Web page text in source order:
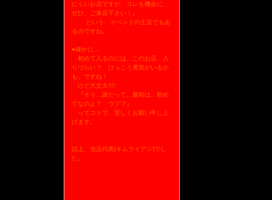
にくいお店ですが、コレを機会に、
ぜひ、ご来店下さい！』
という、イベントの主旨でもあ
るのですね。
●確かに…
初めて入るのには、このお店、入
りづらい？ けっこう勇気がいるか
も、ですね！
けど大丈夫!!!!
『そう…誰だって、最初は…初め
てなのよ？ ウフフ』
ってコトで、宜しくお願い申し上
げます。
以上、当店代表[キムライアン]でし
た。